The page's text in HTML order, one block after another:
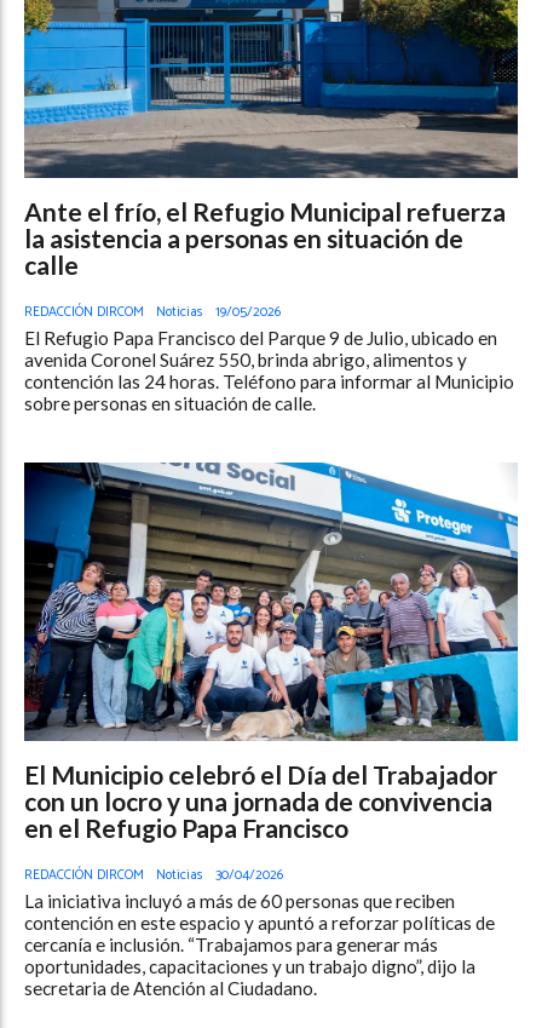
Ante el frío, el Refugio Municipal refuerza
la asistencia a personas en situación de
calle
REDACCIÓN DIRCOM Noticias 19/05/2026
El Refugio Papa Francisco del Parque 9 de Julio, ubicado en
avenida Coronel Suárez 550, brinda abrigo, alimentos y
contención las 24 horas. Teléfono para informar al Municipio
sobre personas en situación de calle.
El Municipio celebró el Día del Trabajador
con un locro y una jornada de convivencia
en el Refugio Papa Francisco
REDACCIÓN DIRCOM Noticias 30/04/2026
La iniciativa incluyó a más de 60 personas que reciben
contención en este espacio y apuntó a reforzar políticas de
cercanía e inclusión. “Trabajamos para generar más
oportunidades, capacitaciones y un trabajo digno”, dijo la
secretaria de Atención al Ciudadano.